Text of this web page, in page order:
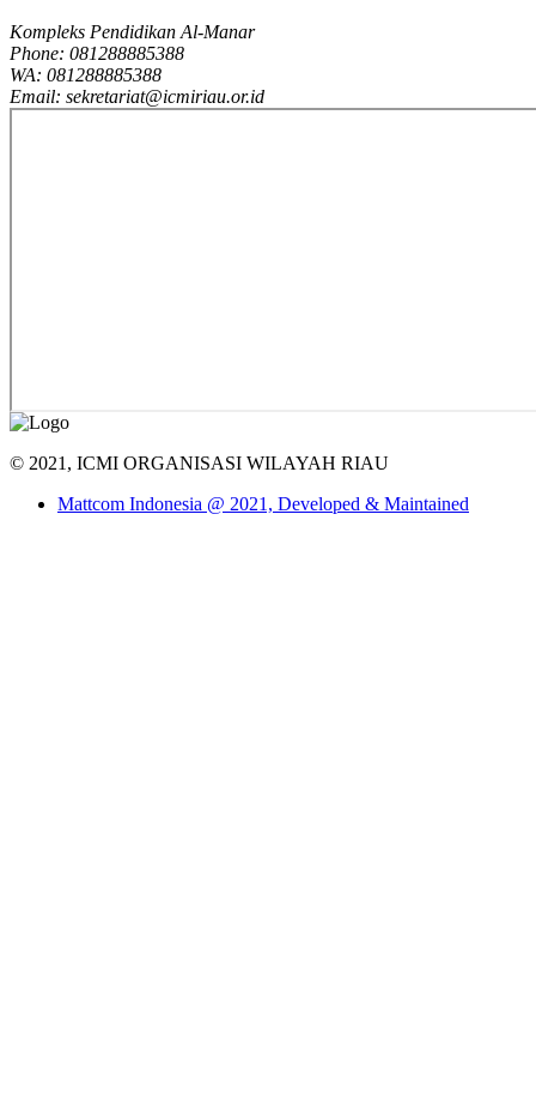
Kompleks Pendidikan Al-Manar
Phone: 081288885388
WA: 081288885388
Email: sekretariat@icmiriau.or.id
© 2021, ICMI ORGANISASI WILAYAH RIAU
Mattcom Indonesia @ 2021, Developed & Maintained